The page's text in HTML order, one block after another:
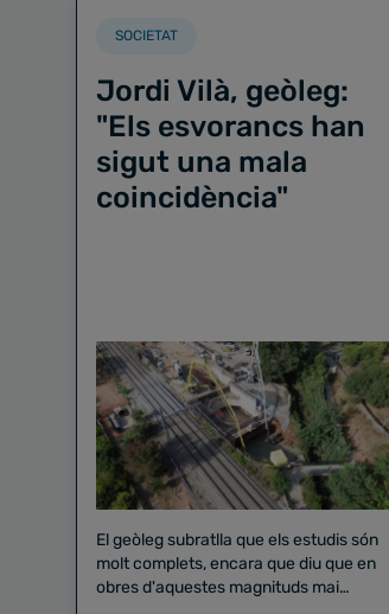
SOCIETAT
Jordi Vilà, geòleg:
"Els esvorancs han
sigut una mala
coincidència"
El geòleg subratlla que els estudis són
molt complets, encara que diu que en
obres d'aquestes magnituds mai